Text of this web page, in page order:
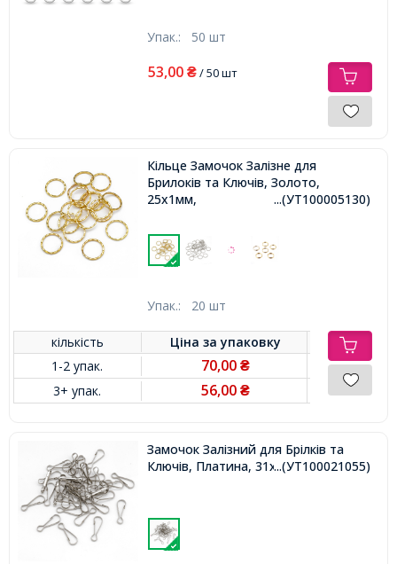
Упак.: 50 шт
53,00 ₴/ 50 шт
Кільце Замочок Залізне для
Брилоків та Ключів, Золото,
25х1мм,
...(УТ100005130)
Упак.: 20 шт
кількість Ціна заупаковку
1-2 упак.
70,00₴
3+ упак. 56,00₴
Замочок Залізний для Брілків та
Ключів, Платина, 31х9х1мм,...(УТ100021055)